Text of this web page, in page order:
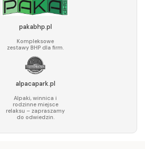
pakabhp.pl
Kompleksowe
zestawy BHP dla firm.
alpacapark.pl
Alpaki, winnica i
rodzinne miejsce
relaksu – zapraszamy
do odwiedzin.